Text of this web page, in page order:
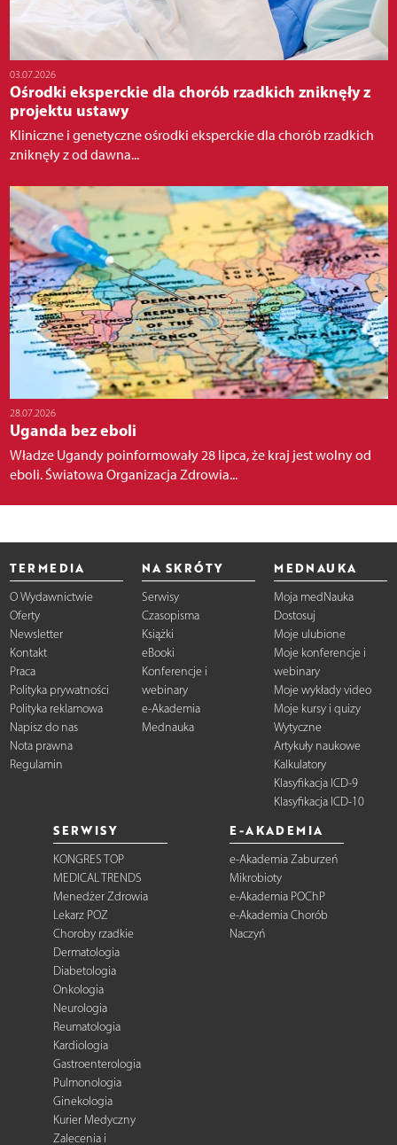
03.07.2026
Ośrodki eksperckie dla chorób rzadkich zniknęły z
projektu ustawy
Kliniczne i genetyczne ośrodki eksperckie dla chorób rzadkich
zniknęły z od dawna...
28.07.2026
Uganda bez eboli
Władze Ugandy poinformowały 28 lipca, że kraj jest wolny od
eboli. Światowa Organizacja Zdrowia...
TERMEDIA
O Wydawnictwie
Oferty
Newsletter
Kontakt
Praca
Polityka prywatności
Polityka reklamowa
Napisz do nas
Nota prawna
Regulamin
NA SKRÓTY
Serwisy
Czasopisma
Książki
eBooki
Konferencje i
webinary
e-Akademia
Mednauka
MEDNAUKA
Moja medNauka
Dostosuj
Moje ulubione
Moje konferencje i
webinary
Moje wykłady video
Moje kursy i quizy
Wytyczne
Artykuły naukowe
Kalkulatory
Klasyfikacja ICD-9
Klasyfikacja ICD-10
SERWISY
KONGRES TOP
MEDICAL TRENDS
Menedżer Zdrowia
Lekarz POZ
Choroby rzadkie
Dermatologia
Diabetologia
Onkologia
Neurologia
Reumatologia
Kardiologia
Gastroenterologia
Pulmonologia
Ginekologia
Kurier Medyczny
Zalecenia i
E-AKADEMIA
e-Akademia Zaburzeń
Mikrobioty
e-Akademia POChP
e-Akademia Chorób
Naczyń